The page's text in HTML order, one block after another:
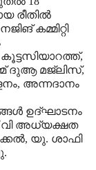
രീതില്‍
കമ്മിറ്റി
ദുആ മജ്ലിസ്,
അന്നദാനം
ഉദ്ഘാടനം
വി അധ്യക്ഷത
യു. ശാഫി